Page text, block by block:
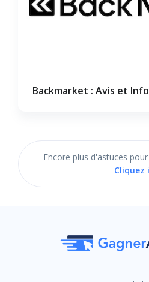
Backmarket : Avis et
Encore plus d'astuces
Cliquez